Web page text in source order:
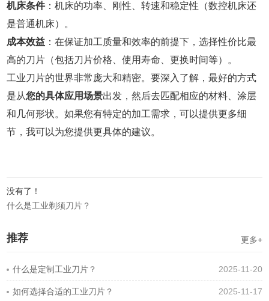
机床条件：机床的功率、刚性、转速和稳定性（数控机床还
是普通机床）。
成本效益 ：在保证加工质量和效率的前提下，选择性价比最
高的刀片（包括刀片价格、使用寿命、更换时间等）。
工业刀片的世界非常庞大和精密。要深入了解，最好的方式
是从您的具体应用场景出发，然后去匹配相应的材料、涂层
和几何形状。如果您有特定的加工需求，可以提供更多细
节，我可以为您提供更具体的建议。
没有了！
什么是工业剃须刀片？
推荐 更多+
2025-11-20
什么是定制工业刀片？
2025-11-17
如何选择合适的工业刀片？